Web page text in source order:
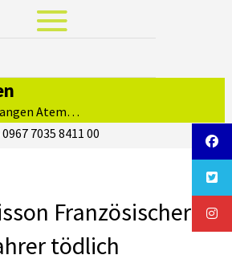
Atem…
7035 8411 00
Französischer
tödlich